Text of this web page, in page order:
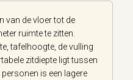
van de vloer tot de
ruimte te zitten.
tafelhoogte, de vulling
zitdiepte ligt tussen
is een lagere